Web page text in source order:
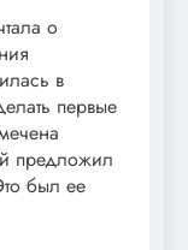
о
в
первые
предложил
был ее